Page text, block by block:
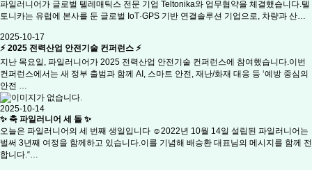
파일러니어가 글로벌 텔레매틱스 전문 기업 Teltonika와 업무협약을 체결했습니다.텔
토니카는 유럽에 본사를 둔 글로벌 IoT·GPS 기반 연결솔루션 기업으로, 차량과 산…
2025-10-17
⚡ 2025 전력산업 안전기술 컨퍼런스 ⚡
지난 목요일, 파일러니어가 2025 전력산업 안전기술 컨퍼런스에 참여했습니다.이번
컨퍼런스에서는 새 정부 출범과 함께 AI, 스마트 안전, 재난/화재 대응 등 ‘예방 중심의
안전 …
2025-10-14
✨ 축 파일러니어 세 돌 ✨
오늘은 파일러니어의 세 번째 생일입니다 ☺️2022년 10월 14일 설립된 파일러니어는
벌써 3년째 여정을 함께하고 있습니다.이를 기념해 배승환 대표님의 메시지를 함께 전
합니다.“…